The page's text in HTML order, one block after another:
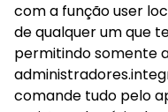
com a função user
de qualquer um que
permitindo somente
comande tudo pelo